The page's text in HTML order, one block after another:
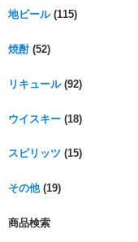
地ビール(115)
焼酎(52)
リキュール(92)
ウイスキー (18)
スピリッツ (15)
その他(19)
商品検索